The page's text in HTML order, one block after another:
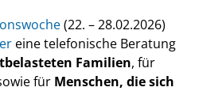
(22. – 28.02.2026)
eine telefonische Beratung
Familien, für
für Menschen, die sich